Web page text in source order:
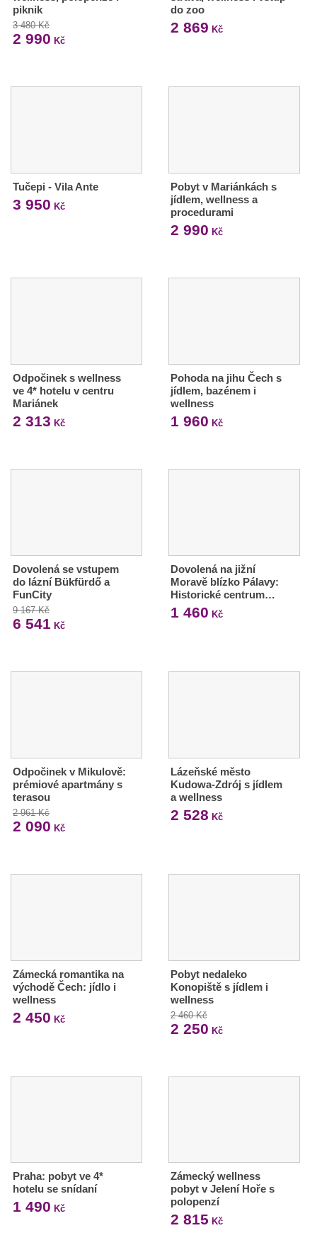
piknik
3 480 Kč
2 990 Kč
do zoo
2 869 Kč
Tučepi - Vila Ante
3 950 Kč
Pobyt v Mariánkách s
jídlem, wellness a
procedurami
2 990 Kč
Odpočinek s wellness
ve 4* hotelu v centru
Mariánek
2 313 Kč
Pohoda na jihu Čech s
jídlem, bazénem i
wellness
1 960 Kč
Dovolená se vstupem
do lázní Bükfürdő a
FunCity
9 167 Kč
6 541 Kč
Dovolená na jižní
Moravě blízko Pálavy:
Historické centrum…
1 460 Kč
Odpočinek v Mikulově:
prémiové apartmány s
terasou
2 961 Kč
2 090 Kč
Lázeňské město
Kudowa-Zdrój s jídlem
a wellness
2 528 Kč
Zámecká romantika na
východě Čech: jídlo i
wellness
2 450 Kč
Pobyt nedaleko
Konopiště s jídlem i
wellness
2 460 Kč
2 250 Kč
Praha: pobyt ve 4*
hotelu se snídaní
1 490 Kč
Zámecký wellness
pobyt v Jelení Hoře s
polopenzí
2 815 Kč